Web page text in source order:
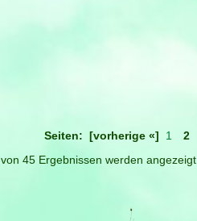
45 Ergebnissen werden angezeigt
← 1 2